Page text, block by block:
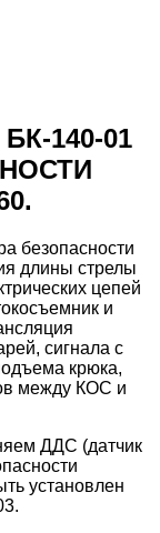
140-01
безопасности
длины стрелы
цепей
и
сигнала с
крюка,
между КОС и
ДДС (датчик
установлен